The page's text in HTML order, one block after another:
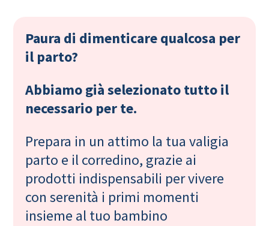
Paura di dimenticare qualcosa per
il parto?
Abbiamo già selezionato tutto il
necessario per te.
Prepara in un attimo la tua valigia
parto e il corredino, grazie ai
prodotti indispensabili per vivere
con serenità i primi momenti
insieme al tuo bambino